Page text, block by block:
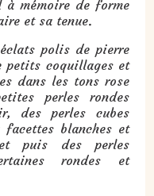
mémoire de forme
et sa tenue.
polis de pierre
petits coquillages et
dans les tons rose
perles rondes
des perles cubes
facettes blanches et
puis des perles
rondes et